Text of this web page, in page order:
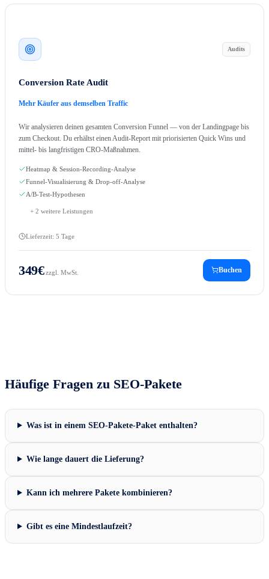
Audits
Conversion Rate Audit
Mehr Käufer aus demselben Traffic
Wir analysieren deinen gesamten Conversion Funnel — von der Landingpage bis
zum Checkout. Du erhältst einen Audit-Report mit priorisierten Quick Wins und
mittel- bis langfristigen CRO-Maßnahmen.
Heatmap & Session-Recording-Analyse
Funnel-Visualisierung & Drop-off-Analyse
A/B-Test-Hypothesen
+ 2 weitere Leistungen
Lieferzeit: 5 Tage
349€zzgl. MwSt. Buchen
Häufige Fragen zu SEO-Pakete
Was ist in einem SEO-Pakete-Paket enthalten?
Wie lange dauert die Lieferung?
Kann ich mehrere Pakete kombinieren?
Gibt es eine Mindestlaufzeit?